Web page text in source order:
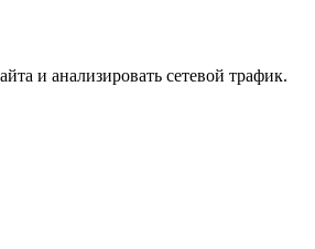
и анализировать сетевой трафик.